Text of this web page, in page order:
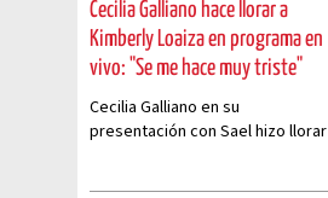
Cecilia Galliano hace llorar a
Kimberly Loaiza en programa en
vivo: "Se me hace muy triste"
Cecilia Galliano en su
presentación con Sael hizo llorar